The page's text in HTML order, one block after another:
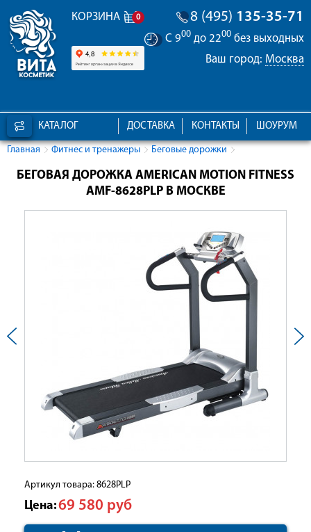
КОРЗИНА 0 8 (495) 135-35-71
С 900 до 2200 без выходных
Ваш город: Москва
КАТАЛОГ ШОУРУМ
КОНТАКТЫ
ДОСТАВКА
Главная Фитнес и тренажеры Беговые дорожки
БЕГОВАЯ ДОРОЖКА AMERICAN MOTION FITNESS
AMF-8628PLP В МОСКВЕ
Артикул товара: 8628PLP
Цена:69 580 руб